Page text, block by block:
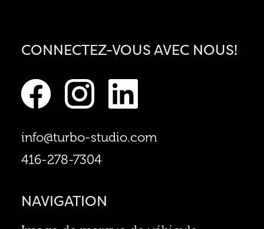
CONNECTEZ-VOUS AVEC NOUS!
info@turbo-studio.com
416-278-7304
NAVIGATION